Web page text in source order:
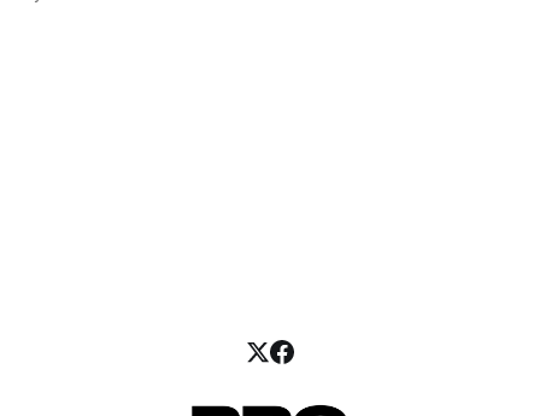
emprendedor dentro de una de las universidades más